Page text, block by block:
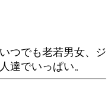
つでも老若男女、ジ
達でいっぱい。